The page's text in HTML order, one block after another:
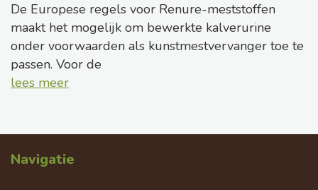
De Europese regels voor Renure-meststoffen
maakt het mogelijk om bewerkte kalverurine
onder voorwaarden als kunstmestvervanger toe te
passen. Voor de
lees meer
Navigatie